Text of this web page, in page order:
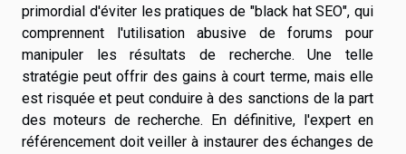
primordial d'éviter les pratiques de "black hat SEO", qui
comprennent l'utilisation abusive de forums pour
manipuler les résultats de recherche. Une telle
stratégie peut offrir des gains à court terme, mais elle
est risquée et peut conduire à des sanctions de la part
des moteurs de recherche. En définitive, l'expert en
référencement doit veiller à instaurer des échanges de